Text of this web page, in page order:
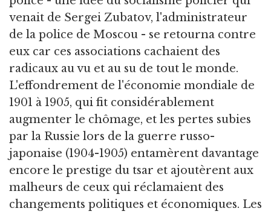
venait de Sergei Zubatov, l'administrateur
de la police de Moscou - se retourna contre
eux car ces associations cachaient des
radicaux au vu et au su de tout le monde.
L'effondrement de l'économie mondiale de
1901 à 1905, qui fit considérablement
augmenter le chômage, et les pertes subies
par la Russie lors de la guerre russo-
japonaise (1904-1905) entamèrent davantage
encore le prestige du tsar et ajoutèrent aux
malheurs de ceux qui réclamaient des
changements politiques et économiques. Les